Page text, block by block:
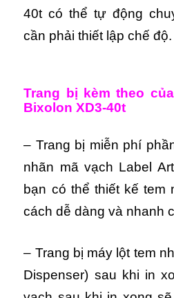
40t có thể tự động
cần phải thiết lập chế độ.
Trang bị kèm theo
Bixolon XD3-40t
– Trang bị miễn phí
nhãn mã vạch Label
bạn có thể thiết kế tem
cách dễ dàng và nhanh
– Trang bị máy lột tem
Dispenser) sau khi in